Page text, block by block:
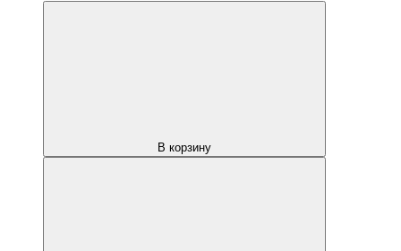
В корзину